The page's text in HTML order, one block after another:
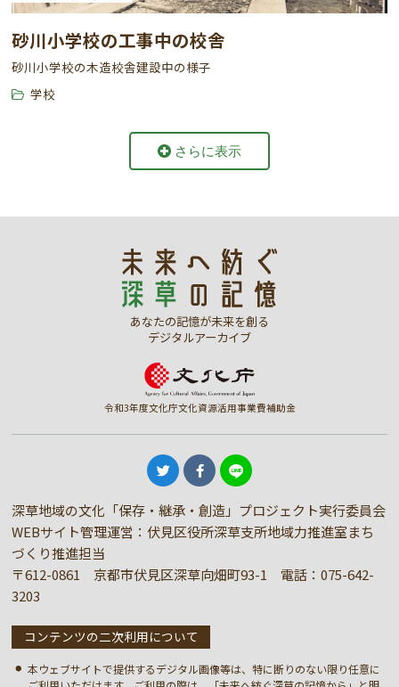
砂川小学校の工事中の校舎
砂川小学校の木造校舎建設中の様子
学校
さらに表示
あなたの記憶が未来を創る
デジタルアーカイブ
令和3年度文化庁文化資源活用事業費補助金
深草地域の文化「保存・継承・創造」プロジェクト実行委員会
WEBサイト管理運営：伏見区役所深草支所地域力推進室まち
づくり推進担当
〒612-0861 京都市伏見区深草向畑町93-1 電話：075-642-
3203
コンテンツの二次利用について
本ウェブサイトで提供するデジタル画像等は、特に断りのない限り任意に